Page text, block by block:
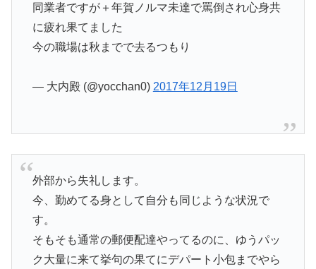
同業者ですが＋年賀ノルマ未達で罵倒され心身共
に疲れ果てました
今の職場は秋までで去るつもり
— 大内殿 (@yocchan0) 2017年12月19日
外部から失礼します。
今、勤めてる身として自分も同じような状況で
す。
そもそも通常の郵便配達やってるのに、ゆうパッ
ク大量に来て挙句の果てにデパート小包までやら